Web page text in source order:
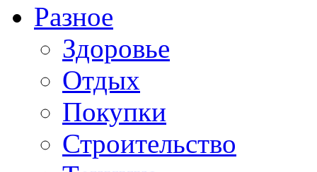
Разное
Здоровье
Отдых
Покупки
Строительство